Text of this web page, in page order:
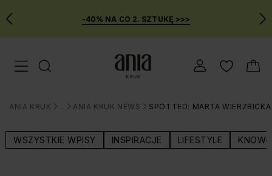
Przejdź
do
MENU
-40% NA CO 2. SZTUKĘ >>>
Menu mobilne
ANIA KRUK
>
BLOG
>
ANIA KRUK NEWS
>
SPOTTED: MARTA WIERZBICKA
WSZYSTKIE WPISY INSPIRACJE LIFESTYLE KNOW-